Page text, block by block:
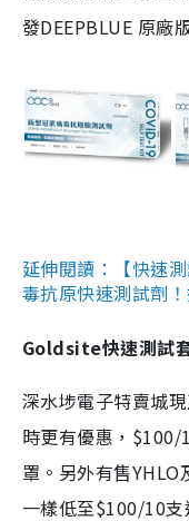
發DEEPBLUE 原廠
延伸閱讀：【快速
毒抗原快速測試劑
Goldsite快速測試
深水埗電子特賣城
時更有優惠，$100/
罩。另外有售YHLO
一樣低至$100/10支